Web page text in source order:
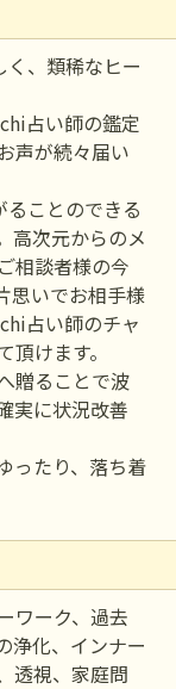
、類稀なヒー
占い師の鑑定
声が続々届い
ことのできる
高次元からのメ
相談者様の今
思いでお相手様
占い師のチャ
けます。
贈ることで波
実に状況改善
ったり、落ち着
ワーク、過去
浄化、インナー
透視、家庭問